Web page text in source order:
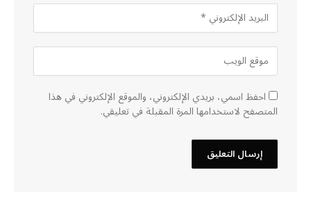
احفظ اسمي، بريدي الإلكتروني، والموقع الإلكتروني في هذا
المتصفح لاستخدامها المرة المقبلة في تعليقي.